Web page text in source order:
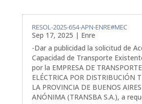
RESOL-2025-654-APN-ENRE#MEC
Sep 17, 2025 | Enre
-Dar a publicidad la solicitud de
Capacidad de Transporte
por la EMPRESA DE
ELÉCTRICA POR DISTRIBUCIÓN
LA PROVINCIA DE BUENOS
ANÓNIMA (TRANSBA S.A.), a